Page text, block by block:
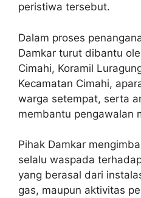
peristiwa tersebut.
Dalam proses
Damkar turut dibantu
Cimahi, Koramil
Kecamatan Cimahi,
warga setempat, serta
membantu pengawalan
Pihak Damkar
selalu waspada
yang berasal dari
gas, maupun aktivitas